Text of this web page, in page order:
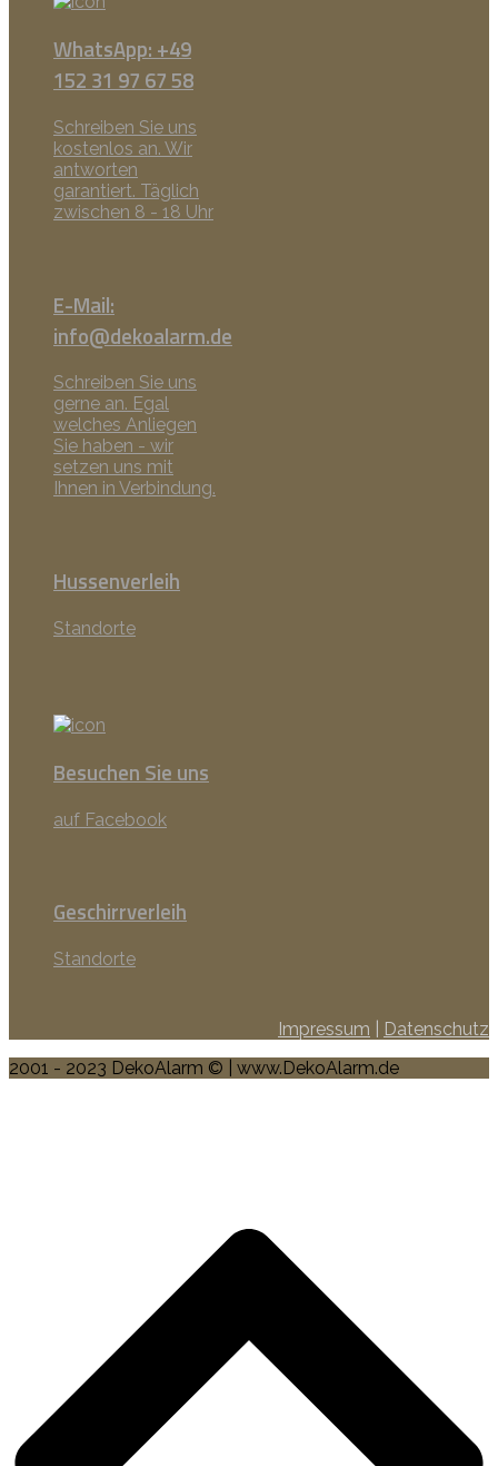
WhatsApp: +49
152 31 97 67 58
Schreiben Sie uns
kostenlos an. Wir
antworten
garantiert. Täglich
zwischen 8 - 18 Uhr
E-Mail:
info@dekoalarm.de
Schreiben Sie uns
gerne an. Egal
welches Anliegen
Sie haben - wir
setzen uns mit
Ihnen in Verbindung.
Hussenverleih
Standorte
Besuchen Sie uns
auf Facebook
Geschirrverleih
Standorte
Impressum
Datenschutz
2001 - 2023 DekoAlarm © | www.DekoAlarm.de